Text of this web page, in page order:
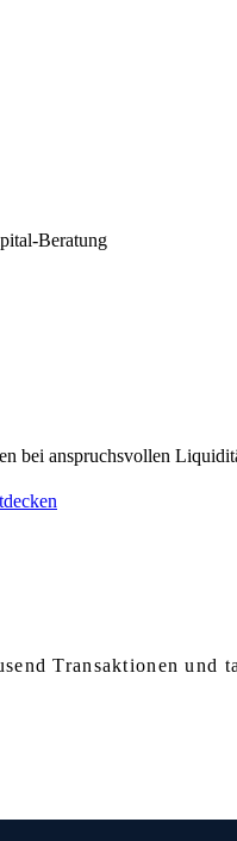
Beratung
bei anspruchsvollen
Transaktionen und